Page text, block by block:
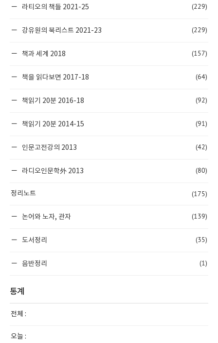
라티오의 책들 2021-25 (229)
강유원의 북리스트 2021-23 (229)
책과 세계 2018 (157)
책을 읽다보면 2017-18 (64)
책읽기 20분 2016-18 (92)
책읽기 20분 2014-15 (91)
인문고전강의 2013 (42)
라디오인문학外 2013 (80)
정리노트 (175)
논어와 노자, 관자 (139)
도서정리 (35)
음반정리 (1)
통계
전체 :
오늘 :